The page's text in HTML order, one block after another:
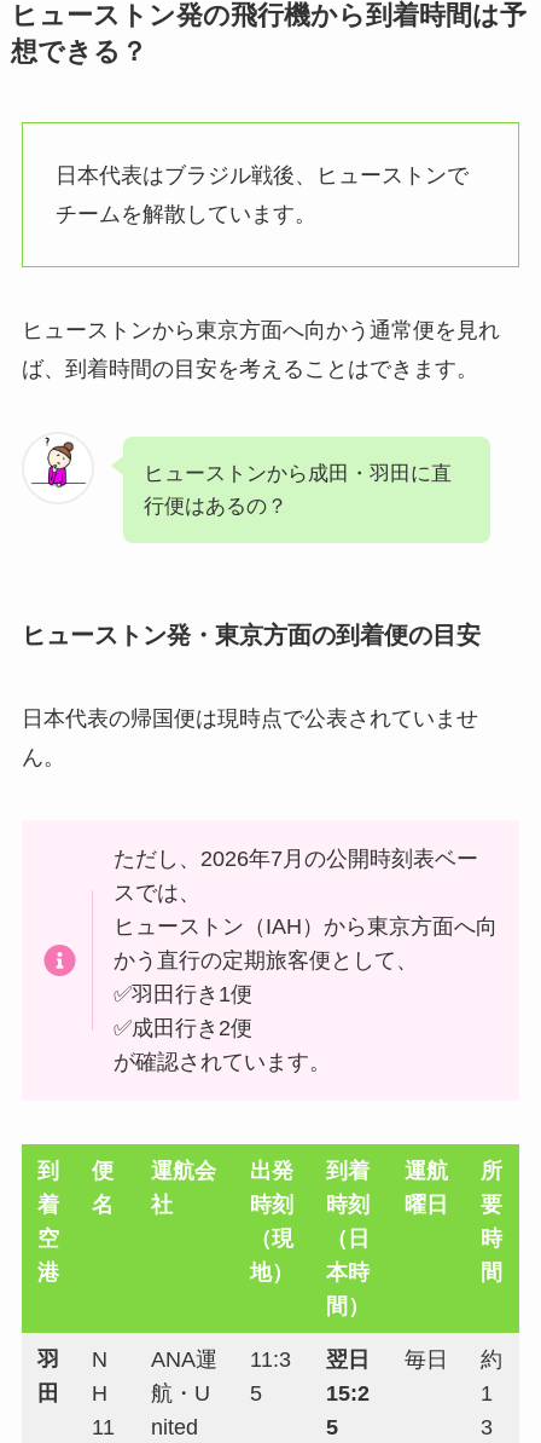
ヒューストン発の飛行機から到着時間は予
想できる？
日本代表はブラジル戦後、ヒューストンで
チームを解散しています。
ヒューストンから東京方面へ向かう通常便を見れ
ば、到着時間の目安を考えることはできます。
ヒューストンから成田・羽田に直
行便はあるの？
ヒューストン発・東京方面の到着便の目安
日本代表の帰国便は現時点で公表されていませ
ん。
ただし、2026年7月の公開時刻表ベー
スでは、
ヒューストン（IAH）から東京方面へ向
かう直行の定期旅客便として、
✅羽田行き1便
✅成田行き2便
が確認されています。
到
着
空
港
便
名
運航会
社
出発
時刻
（現
地）
到着
時刻
（日
本時
間）
運航
曜日
所
要
時
間
羽
田
N
H
11
ANA運
航・U
nited
11:3
5
翌日
15:2
5
毎日
約
1
3